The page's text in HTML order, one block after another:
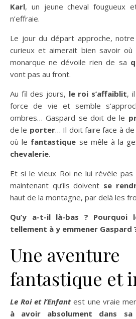
Karl, un jeune cheval fougueux
n’effraie.
Le jour du départ approche,
curieux et aimerait bien savoir
monarque ne dévoile rien de sa
vont pas au front.
Au fil des jours, le roi s’affaiblit,
force de vie et semble
ombres… Gaspard se doit de le
de le porter… Il doit faire face à de
où le fantastique se mêle à la
chevalerie.
Et si le vieux Roi ne lui révèle
maintenant qu’ils doivent se
haut de la montagne, par delà les
Qu’y a-t-il là-bas ? Pourquoi
tellement à y emmener Gaspard
Une aventure
fantastique et
Le Roi et l’Enfantest une vraie
à avoir absolument dans